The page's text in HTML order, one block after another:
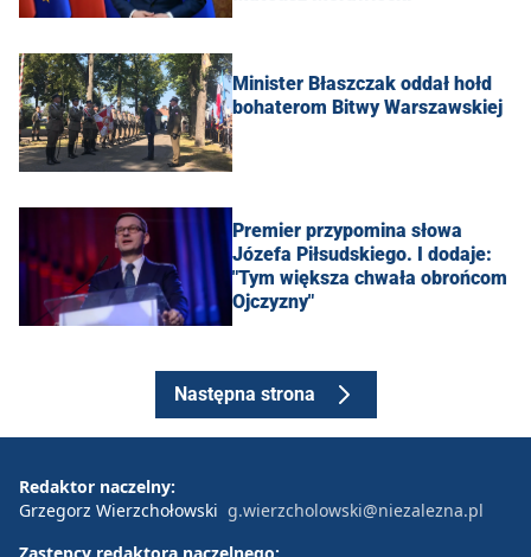
Minister Błaszczak oddał hołd
bohaterom Bitwy Warszawskiej
Premier przypomina słowa
Józefa Piłsudskiego. I dodaje:
"Tym większa chwała obrońcom
Ojczyzny"
Następna strona
Redaktor naczelny:
Grzegorz Wierzchołowski g.wierzcholowski@niezalezna.pl
Zastępcy redaktora naczelnego: